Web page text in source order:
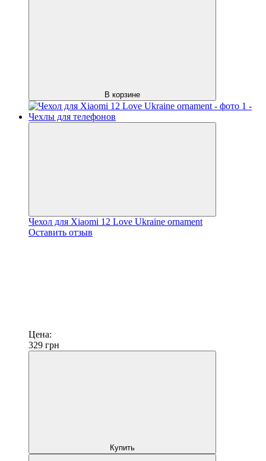
В корзине
Чехол для Xiaomi 12 Love Ukraine ornament
Оставить отзыв
Цена:
329 грн
Купить